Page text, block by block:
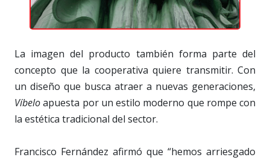
La imagen del producto también forma parte del
concepto que la cooperativa quiere transmitir. Con
un diseño que busca atraer a nuevas generaciones,
Víbeloapuesta por un estilo moderno que rompe con
la estética tradicional del sector.
Francisco Fernández afirmó que “hemos arriesgado